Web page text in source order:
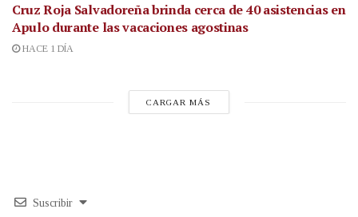
Cruz Roja Salvadoreña brinda cerca de 40 asistencias en
Apulo durante las vacaciones agostinas
HACE 1 DÍA
CARGAR MÁS
Suscribir